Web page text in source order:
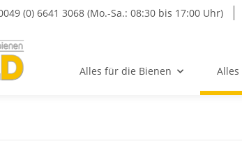
(0) 6641 3068 (Mo.-Sa.: 08:30 bis 17:00 Uhr)
Alles für die Bienen Alles